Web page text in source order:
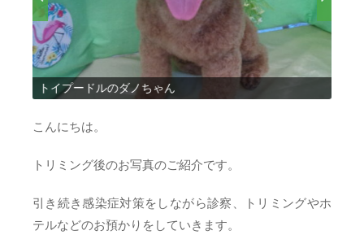
トイプードルのダノちゃん
こんにちは。
トリミング後のお写真のご紹介です。
引き続き感染症対策をしながら診察、トリミングやホ
テルなどのお預かりをしていきます。